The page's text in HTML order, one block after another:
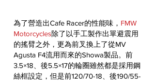
為了營造出Cafe Racer的性能味， FMW
Motorcycles除了以手工製作出單避震用
的搖臂之外，更為前叉換上了從MV
Agusta F4流用而來的Showa製品。前
3.5×18、後5.5×17的輪圈雖然都是採用鋼
絲框設定，但是前120/70-18、後190/55-